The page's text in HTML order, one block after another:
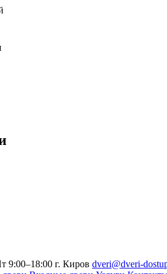
9:00–18:00 г. Киров dveri@dveri-